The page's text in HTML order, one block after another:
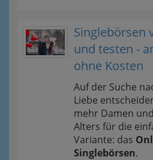
Singlebörsen
und testen -
ohne Kosten
Auf der Suche
Liebe
mehr Damen
Alters für die
Variante: das
Singlebörsen.